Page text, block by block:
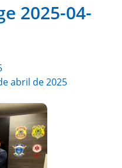
2025-04-
abril de 2025